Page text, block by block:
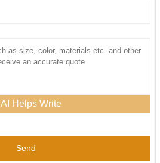
AI Helps Write
Send